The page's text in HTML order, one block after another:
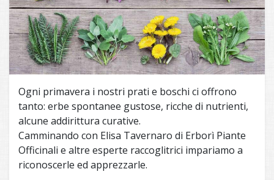
Ogni primavera i nostri prati e boschi ci offrono
tanto: erbe spontanee gustose, ricche di nutrienti,
alcune addirittura curative.
Camminando con Elisa Tavernaro di Erborì Piante
Officinali e altre esperte raccoglitrici impariamo a
riconoscerle ed apprezzarle.